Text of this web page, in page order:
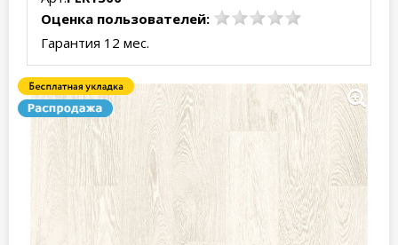
Оценка пользователей:
Гарантия 12 мес.